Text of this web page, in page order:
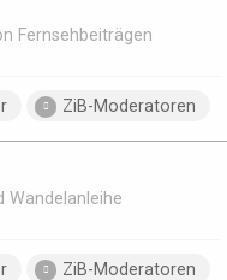
Fernsehbeiträgen
ZiB-Moderatoren
Wandelanleihe
ZiB-Moderatoren